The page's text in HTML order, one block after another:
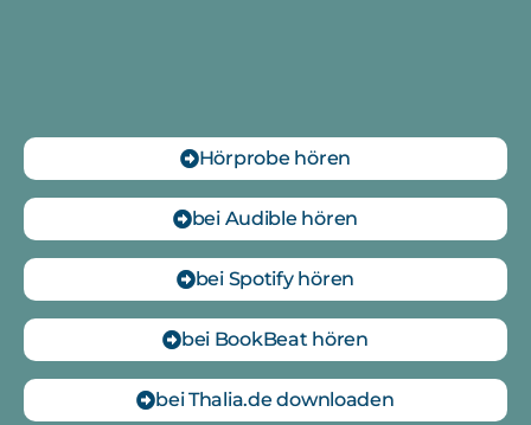
Hörprobe hören
bei Audible hören
bei Spotify hören
bei BookBeat hören
bei Thalia.de downloaden